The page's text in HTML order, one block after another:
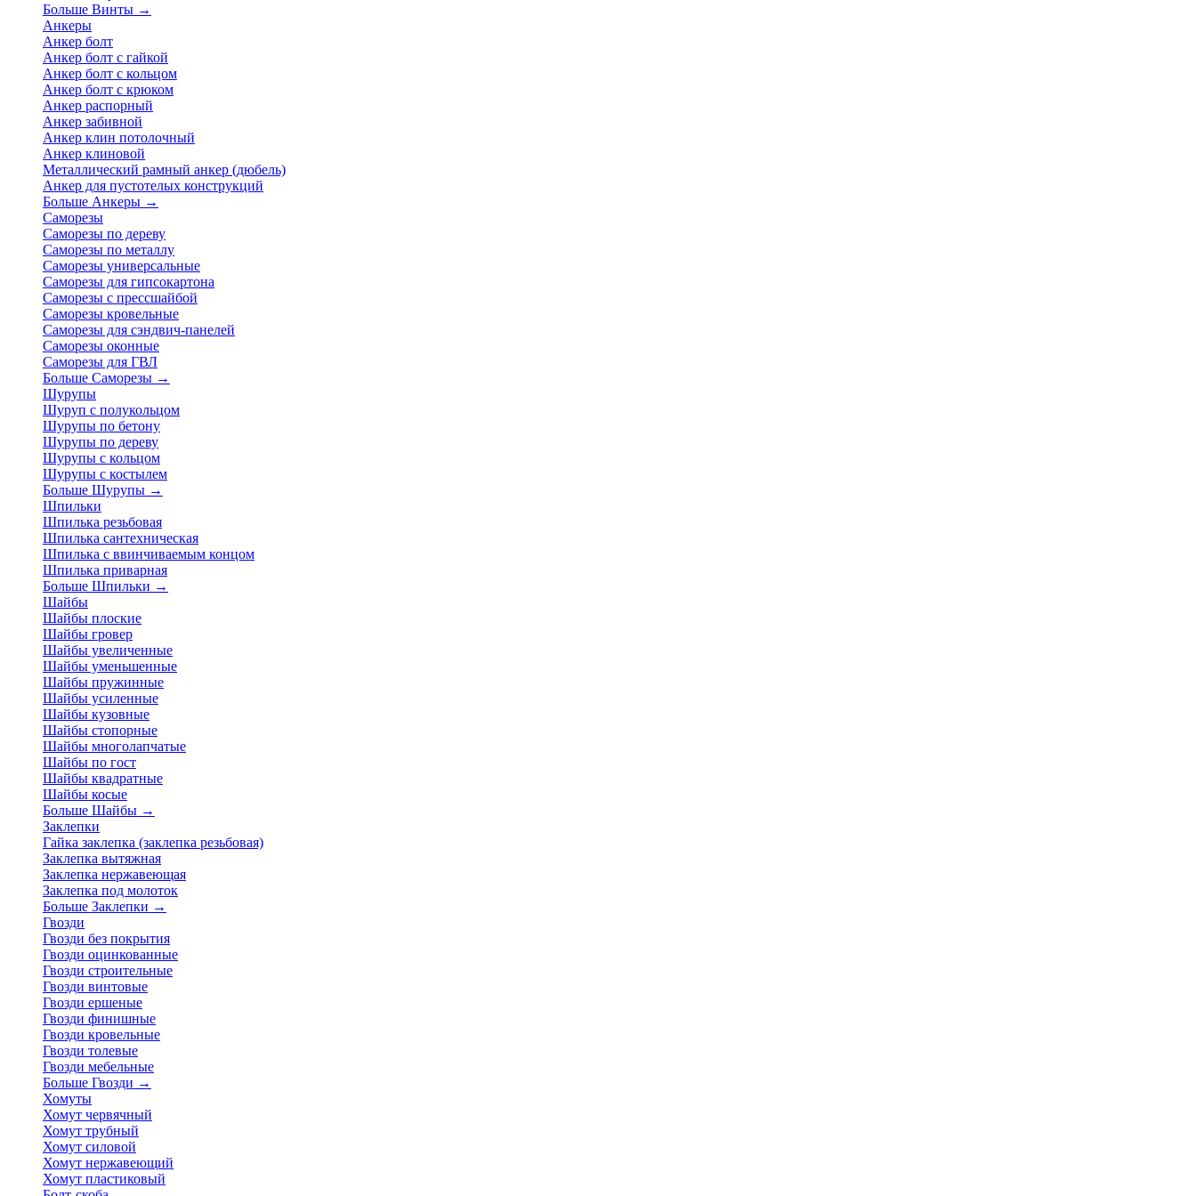
Больше Винты →
Анкеры
Анкер болт
Анкер болт с гайкой
Анкер болт с кольцом
Анкер болт с крюком
Анкер распорный
Анкер забивной
Анкер клин потолочный
Анкер клиновой
Металлический рамный анкер (дюбель)
Анкер для пустотелых конструкций
Больше Анкеры →
Саморезы
Саморезы по дереву
Саморезы по металлу
Саморезы универсальные
Саморезы для гипсокартона
Саморезы с прессшайбой
Саморезы кровельные
Саморезы для сэндвич-панелей
Саморезы оконные
Саморезы для ГВЛ
Больше Саморезы →
Шурупы
Шуруп с полукольцом
Шурупы по бетону
Шурупы по дереву
Шурупы с кольцом
Шурупы с костылем
Больше Шурупы →
Шпильки
Шпилька резьбовая
Шпилька сантехническая
Шпилька с ввинчиваемым концом
Шпилька приварная
Больше Шпильки →
Шайбы
Шайбы плоские
Шайбы гровер
Шайбы увеличенные
Шайбы уменьшенные
Шайбы пружинные
Шайбы усиленные
Шайбы кузовные
Шайбы стопорные
Шайбы многолапчатые
Шайбы по гост
Шайбы квадратные
Шайбы косые
Больше Шайбы →
Заклепки
Гайка заклепка (заклепка резьбовая)
Заклепка вытяжная
Заклепка нержавеющая
Заклепка под молоток
Больше Заклепки →
Гвозди
Гвозди без покрытия
Гвозди оцинкованные
Гвозди строительные
Гвозди винтовые
Гвозди ершеные
Гвозди финишные
Гвозди кровельные
Гвозди толевые
Гвозди мебельные
Больше Гвозди →
Хомуты
Хомут червячный
Хомут трубный
Хомут силовой
Хомут нержавеющий
Хомут пластиковый